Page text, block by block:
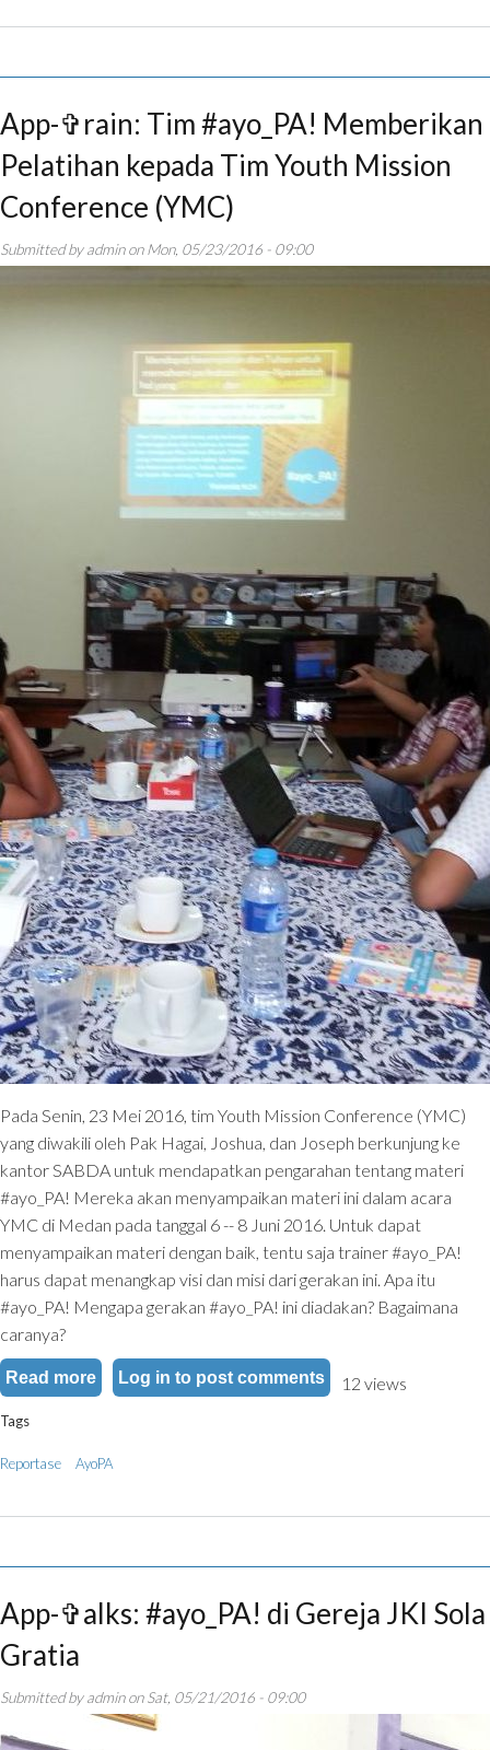
App-✞rain: Tim #ayo_PA! Memberikan
Pelatihan kepada Tim Youth Mission
Conference (YMC)
Submitted byadmin onMon, 05/23/2016 - 09:00
Pada Senin, 23 Mei 2016, tim Youth Mission Conference (YMC)
yang diwakili oleh Pak Hagai, Joshua, dan Joseph berkunjung ke
kantor SABDA untuk mendapatkan pengarahan tentang materi
#ayo_PA! Mereka akan menyampaikan materi ini dalam acara
YMC di Medan pada tanggal 6 -- 8 Juni 2016. Untuk dapat
menyampaikan materi dengan baik, tentu saja trainer #ayo_PA!
harus dapat menangkap visi dan misi dari gerakan ini. Apa itu
#ayo_PA! Mengapa gerakan #ayo_PA! ini diadakan? Bagaimana
caranya?
Read more about App-✞rain: Tim #ayo_PA! Memberikan
Log in to post comments 12 views
Tags
Reportase AyoPA
App-✞alks: #ayo_PA! di Gereja JKI Sola
Gratia
Submitted byadmin onSat, 05/21/2016 - 09:00